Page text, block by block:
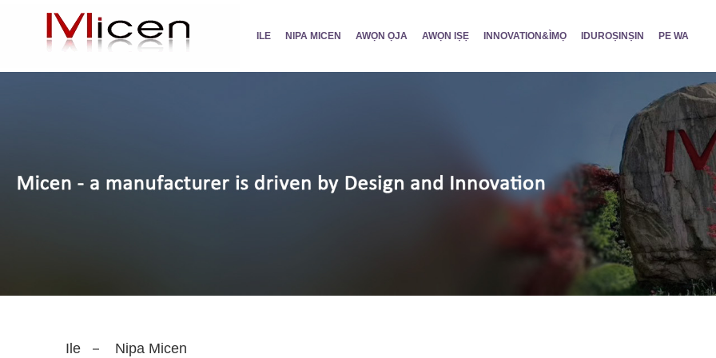
ILE NIPA MICEN AWỌN ỌJA AWỌN IṢẸ INNOVATION&ÌMỌ IDUROṢINṢIN PE WA
Ile Nipa Micen